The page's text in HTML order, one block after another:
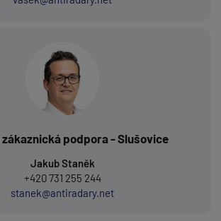
zákaznická podpora - Slušovice
Jakub Staněk
+420 731 255 244
stanek@antiradary.net